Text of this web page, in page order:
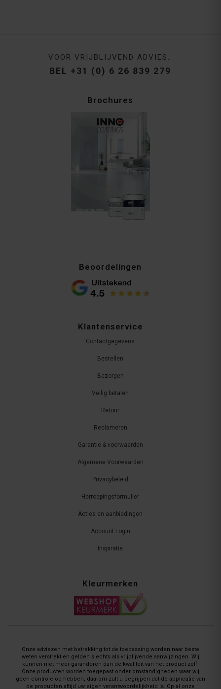
VOOR VRIJBLIJVEND ADVIES..
BEL +31 (0) 6 26 839 279
Brochures
Beoordelingen
Klantenservice
Contactgegevens
Bestellen
Bezorgen
Veilig betalen
Retour
Reclameren
Garantie & voorwaarden
Algemene Voorwaarden
Privacybeleid
Herroepingsformulier
Acties en aanbiedingen
Account Login
Inspiratie
Kleurmerken
Onze adviezen met betrekking tot de toepassing worden naar beste
weten verstrekt en gelden slechts als vrijblijvende aanwijzingen. Wij
kunnen niet meer garanderen dan de kwaliteit van het product zelf.
Onze producten worden toegepast onder omstandigheden waar wij
geen controle op hebben, daarom zult u begrijpen dat de applicatie van
de producten altijd uw eigen verantwoordelijkheid is. Op al onze